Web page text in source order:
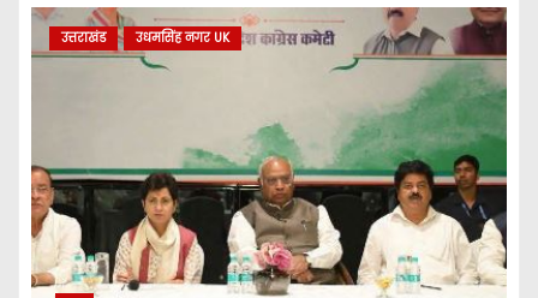
उत्तराखंड उधमसिंह नगर UK